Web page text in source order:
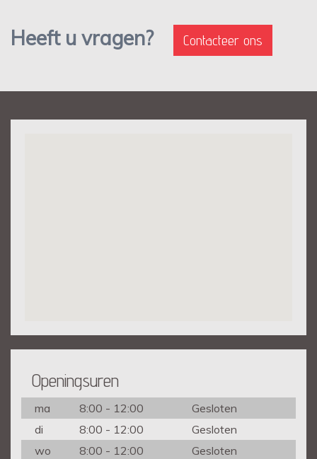
Heeft u vragen? Contacteer ons
Openingsuren
ma 8:00 - 12:00
Gesloten
di
8:00 - 12:00
Gesloten
wo
8:00 - 12:00
Gesloten